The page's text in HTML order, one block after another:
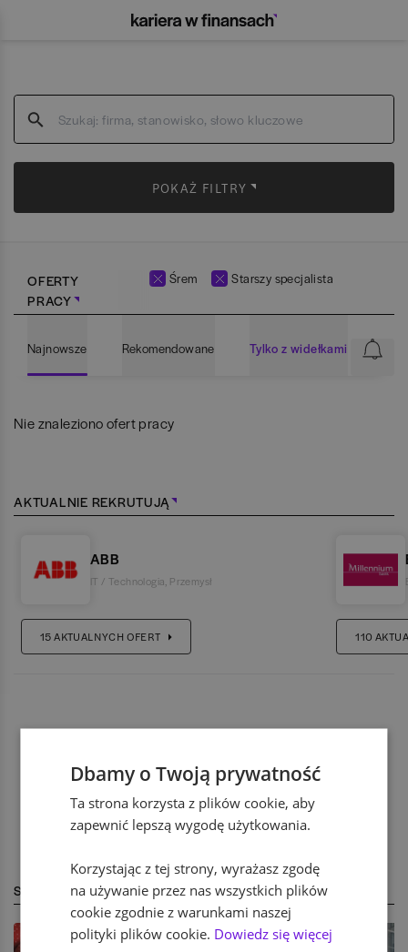
POKAŻ FILTRY
OFERTY
PRACY
Śrem Starszy specjalista
Najnowsze Rekomendowane Tylko z widełkami
Nie znaleziono ofert pracy
AKTUALNIE REKRUTUJĄ
ABB
IT / Technologia Przemysł
15AKTUALNYCH OFERT 110
STREFA EKSPERTA
Dbamy o Twoją prywatność
Ta strona korzysta z plików cookie, aby
zapewnić lepszą wygodę użytkowania.
Korzystając z tej strony, wyrażasz zgodę
na używanie przez nas wszystkich plików
cookie zgodnie z warunkami naszej
polityki plików cookie. Dowiedz się więcej